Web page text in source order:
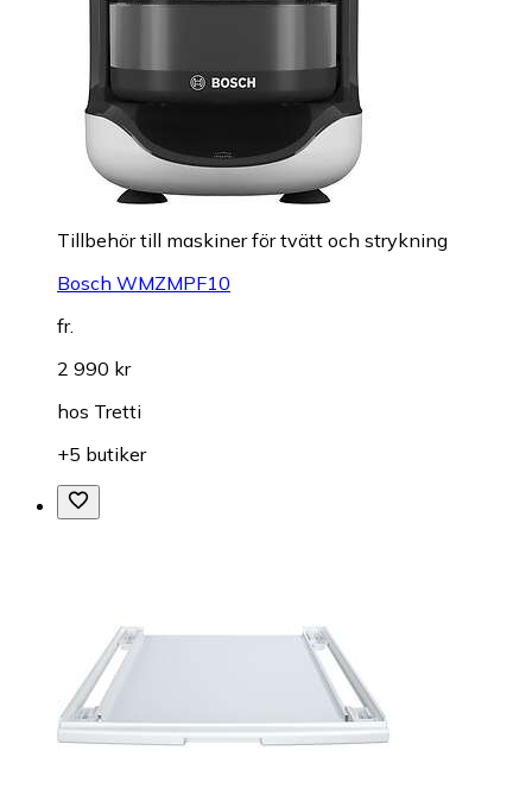
Tillbehör till maskiner för tvätt och strykning
Bosch WMZMPF10
fr.
2 990 kr
hos Tretti
+5 butiker